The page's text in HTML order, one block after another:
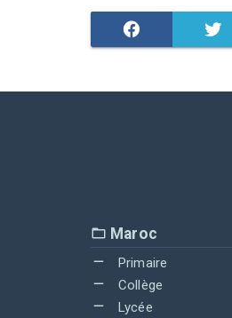
Maroc
Primaire
Collège
Lycée